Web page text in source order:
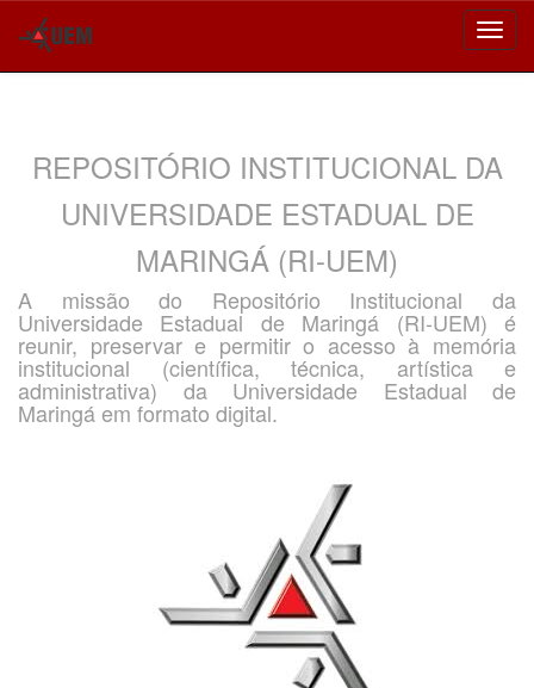
REPOSITÓRIO INSTITUCIONAL DA
UNIVERSIDADE ESTADUAL DE
MARINGÁ (RI-UEM)
A missão do Repositório Institucional da
Universidade Estadual de Maringá (RI-UEM) é
reunir, preservar e permitir o acesso à memória
institucional (científica, técnica, artística e
administrativa) da Universidade Estadual de
Maringá em formato digital.